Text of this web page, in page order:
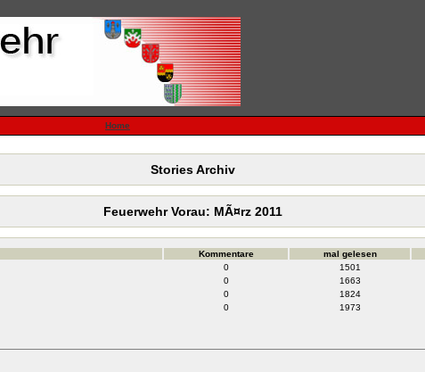
Home
Stories Archiv
Feuerwehr Vorau: MÃ¤rz 2011
Kommentare mal gelesen
0 1501
0 1663
0 1824
0 1973